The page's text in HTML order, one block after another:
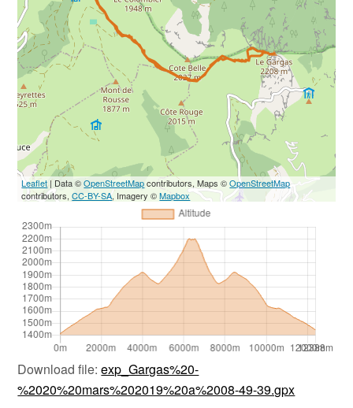
Leaflet | Data ©OpenStreetMapcontributors, Maps ©OpenStreetMap
contributors,CC-BY-SA, Imagery ©Mapbox
Download file:exp_Gargas%20-
%2020%20mars%202019%20a%2008-49-39.gpx